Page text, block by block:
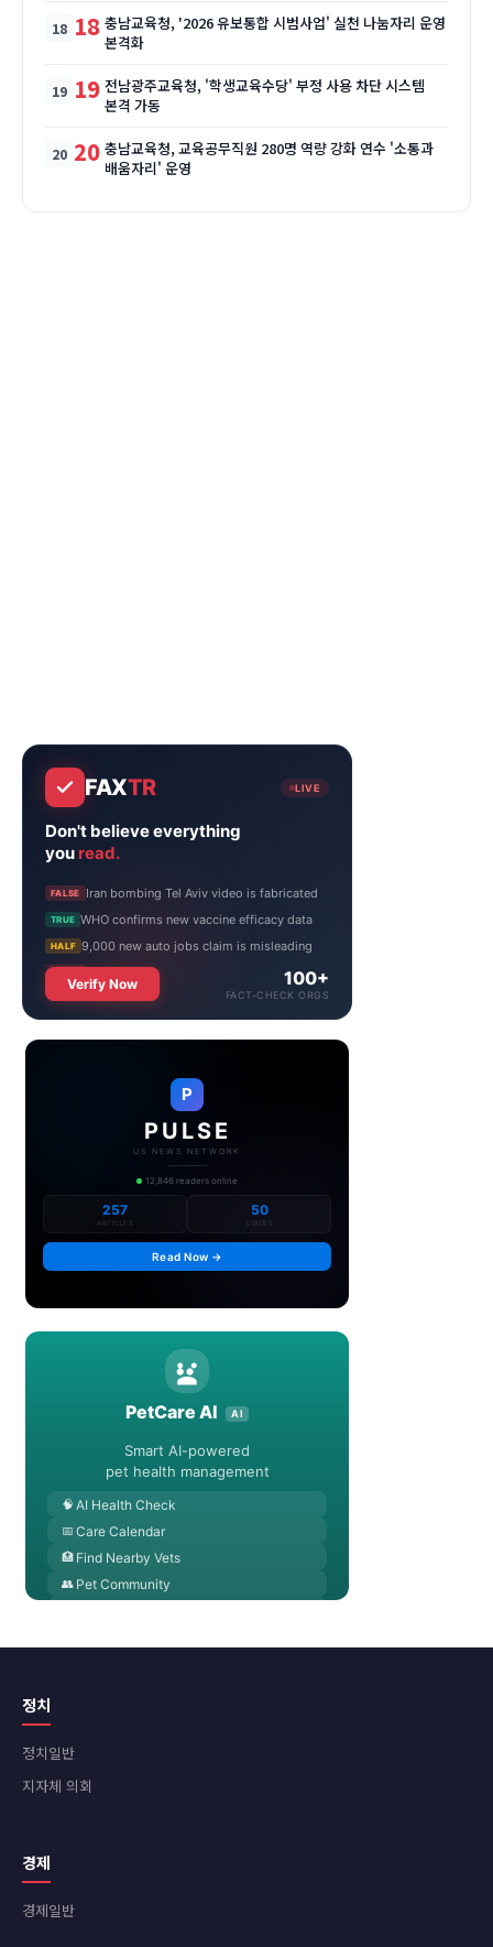
18 충남교육청, '2026 유보통합 시범사업' 실천 나눔자리 운영
본격화
19 전남광주교육청, '학생교육수당' 부정 사용 차단 시스템
본격 가동
20 충남교육청, 교육공무직원 280명 역량 강화 연수 '소통과
배움자리' 운영
정치
정치일반
지자체 의회
경제
경제일반